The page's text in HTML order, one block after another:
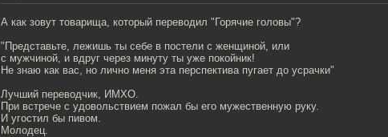
А как зовут товарища, который переводил "Горячие головы"?
"Представьте, лежишь ты себе в постели с женщиной, или
с мужчиной, и вдруг через минуту ты уже покойник!
Не знаю как вас, но лично меня эта перспектива пугает до усрачки"
Лучший переводчик, ИМХО.
При встрече с удовольствием пожал бы его мужественную руку.
И угостил бы пивом.
Молодец.